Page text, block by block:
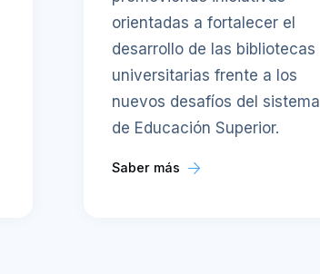
orientadas a fortalecer el
desarrollo de las bibliotecas
universitarias frente a los
nuevos desafíos del sistema
de Educación Superior.
Saber más